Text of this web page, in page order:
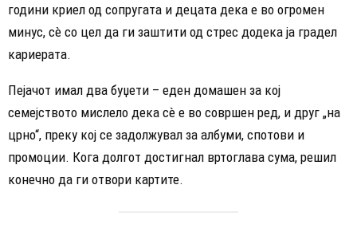
години криел од сопругата и децата дека е во огромен
минус, сè со цел да ги заштити од стрес додека ја градел
кариерата.
Пејачот имал два буџети – еден домашен за кој
семејството мислело дека сè е во совршен ред, и друг „на
црно“, преку кој се задолжувал за албуми, спотови и
промоции. Кога долгот достигнал вртоглава сума, решил
конечно да ги отвори картите.